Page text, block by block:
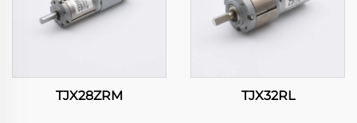
TJX28ZRM TJX32RL